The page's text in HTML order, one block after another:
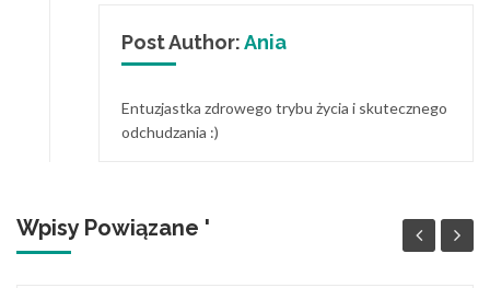
Post Author:Ania
Entuzjastka zdrowego trybu życia i skutecznego
odchudzania :)
Wpisy Powiązane '